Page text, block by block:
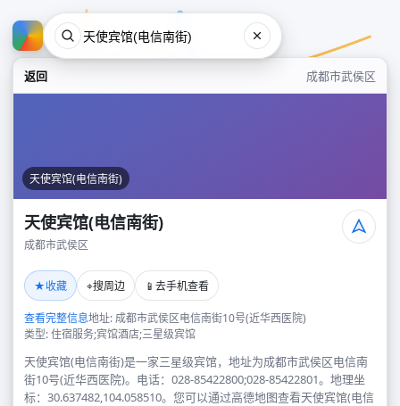
返回 成都市武侯区
天使宾馆(电信南街)
天使宾馆(电信南街)
成都市武侯区
★收藏 ⌖搜周边 📱 去手机查看
查看完整信息地址: 成都市武侯区电信南街10号(近华西医院)
类型: 住宿服务;宾馆酒店;三星级宾馆
天使宾馆(电信南街)是一家三星级宾馆，地址为成都市武侯区电信南
街10号(近华西医院)。电话：028-85422800;028-85422801。地理坐
标：30.637482,104.058510。您可以通过高德地图查看天使宾馆(电信